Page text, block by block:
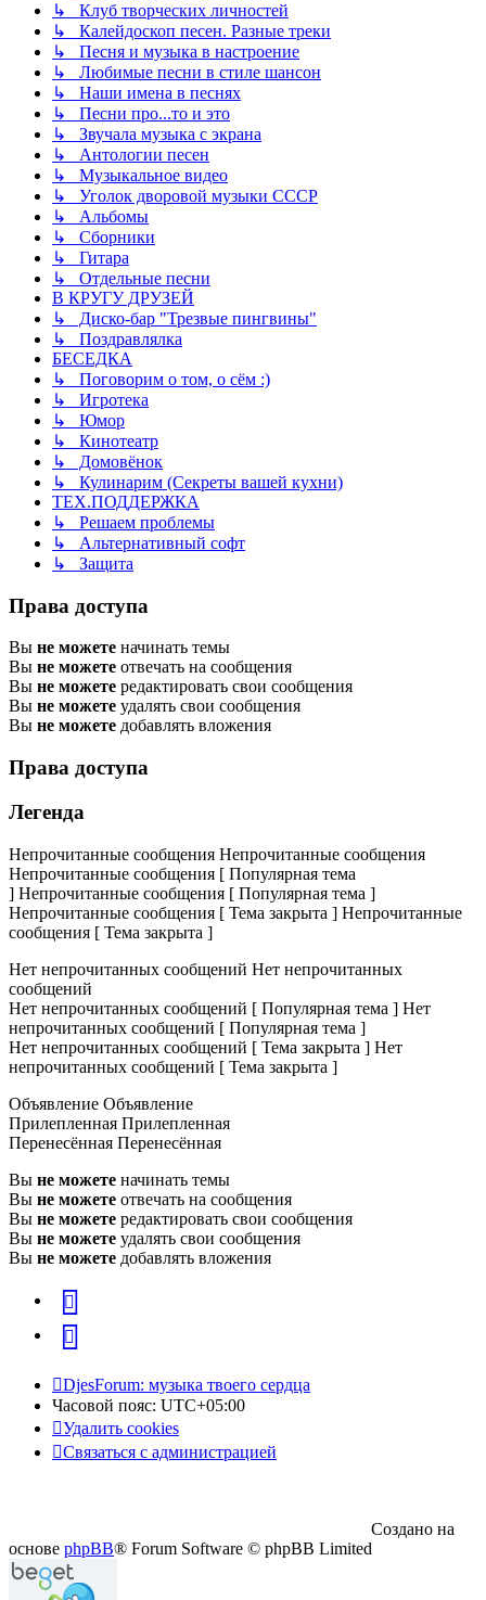
↳ Клуб творческих личностей
↳ Калейдоскоп песен. Разные треки
↳ Песня и музыка в настроение
↳ Любимые песни в стиле шансон
↳ Наши имена в песнях
↳ Песни про...то и это
↳ Звучала музыка с экрана
↳ Антологии песен
↳ Музыкальное видео
↳ Уголок дворовой музыки СССР
↳ Альбомы
↳ Сборники
↳ Гитара
↳ Отдельные песни
В КРУГУ ДРУЗЕЙ
↳ Диско-бар "Трезвые пингвины"
↳ Поздравлялка
БЕСЕДКА
↳ Поговорим о том, о сём :)
↳ Игротека
↳ Юмор
↳ Кинотеатр
↳ Домовёнок
↳ Кулинарим (Секреты вашей кухни)
ТЕХ.ПОДДЕРЖКА
↳ Решаем проблемы
↳ Альтернативный софт
↳ Защита
Права доступа
Вы не можете начинать темы
Вы не можете отвечать на сообщения
Вы не можете редактировать свои сообщения
Вы не можете удалять свои сообщения
Вы не можете добавлять вложения
Права доступа
Легенда
Непрочитанные сообщения Непрочитанные сообщения
Непрочитанные сообщения [ Популярная тема
] Непрочитанные сообщения [ Популярная тема ]
Непрочитанные сообщения [ Тема закрыта ] Непрочитанные
сообщения [ Тема закрыта ]
Нет непрочитанных сообщений Нет непрочитанных
сообщений
Нет непрочитанных сообщений [ Популярная тема ] Нет
непрочитанных сообщений [ Популярная тема ]
Нет непрочитанных сообщений [ Тема закрыта ] Нет
непрочитанных сообщений [ Тема закрыта ]
Объявление Объявление
Прилепленная Прилепленная
Перенесённая Перенесённая
Вы не можете начинать темы
Вы не можете отвечать на сообщения
Вы не можете редактировать свои сообщения
Вы не можете удалять свои сообщения
Вы не можете добавлять вложения
vk
Telegram
DjesForum: музыка твоего сердца
Часовой пояс: UTC+05:00
Удалить cookies
Связаться с администрацией
Создано на
основе phpBB® Forum Software © phpBB Limited